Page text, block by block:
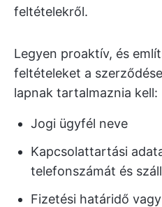
feltételekről.
Legyen proaktív, és
feltételeket a
lapnak tartalmaznia kell:
Jogi ügyfél neve
Kapcsolattartási
telefonszámát és
Fizetési határidő